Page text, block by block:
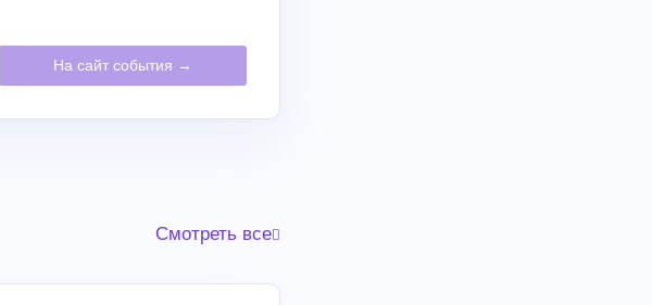
На сайт события →
Смотреть все